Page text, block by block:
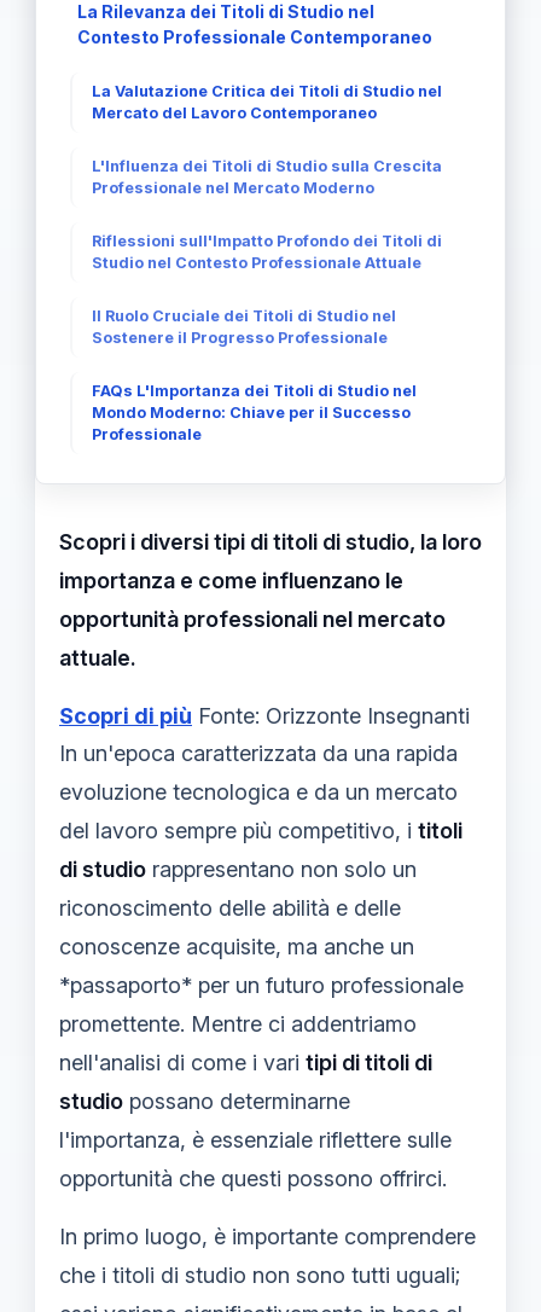
La Rilevanza dei Titoli di Studio nel
Contesto Professionale Contemporaneo
La Valutazione Critica dei Titoli di Studio nel
Mercato del Lavoro Contemporaneo
L'Influenza dei Titoli di Studio sulla Crescita
Professionale nel Mercato Moderno
Riflessioni sull'Impatto Profondo dei Titoli di
Studio nel Contesto Professionale Attuale
Il Ruolo Cruciale dei Titoli di Studio nel
Sostenere il Progresso Professionale
FAQs L'Importanza dei Titoli di Studio nel
Mondo Moderno: Chiave per il Successo
Professionale
Scopri i diversi tipi di titoli di studio, la loro
importanza e come influenzano le
opportunità professionali nel mercato
attuale.
Scopri di più Fonte: Orizzonte Insegnanti
In un'epoca caratterizzata da una rapida
evoluzione tecnologica e da un mercato
del lavoro sempre più competitivo, i titoli
di studio rappresentano non solo un
riconoscimento delle abilità e delle
conoscenze acquisite, ma anche un
*passaporto* per un futuro professionale
promettente. Mentre ci addentriamo
nell'analisi di come i vari tipi di titoli di
studio possano determinarne
l'importanza, è essenziale riflettere sulle
opportunità che questi possono offrirci.
In primo luogo, è importante comprendere
che i titoli di studio non sono tutti uguali;